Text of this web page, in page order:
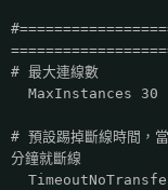
# 最大連線數
MaxInstances 30
# 預設踢掉斷線時間，
分鐘就斷線